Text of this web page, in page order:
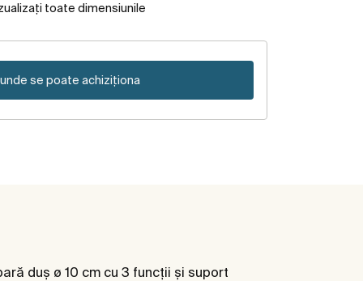
toate dimensiunile
unde se poate achiziționa
duș ø 10 cm cu 3 funcții și suport